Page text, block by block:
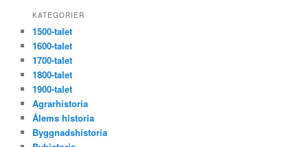
KATEGORIER
1500-talet
1600-talet
1700-talet
1800-talet
1900-talet
Agrarhistoria
Ålems historia
Byggnadshistoria